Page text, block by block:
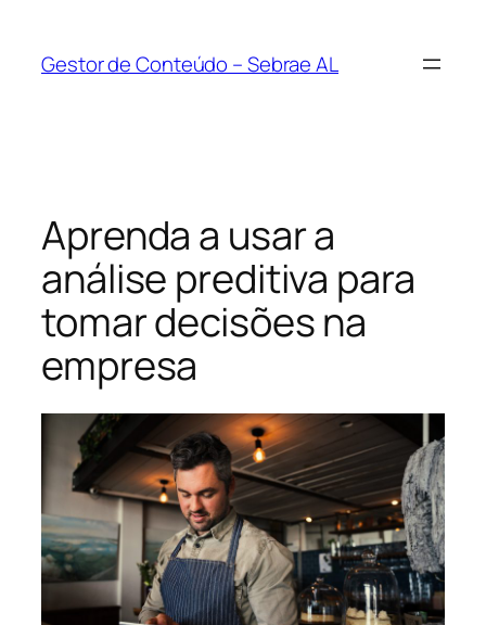
Gestor de Conteúdo – Sebrae AL
Aprenda a usar a
análise preditiva para
tomar decisões na
empresa